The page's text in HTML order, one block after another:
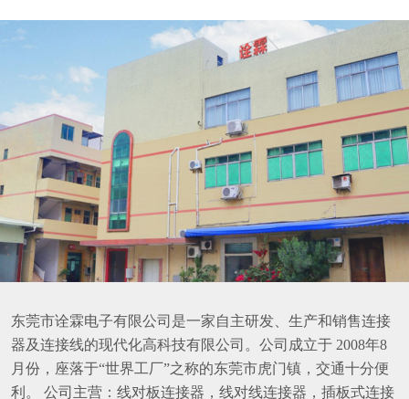
东莞市诠霖电子有限公司是一家自主研发、生产和销售连接
器及连接线的现代化高科技有限公司。公司成立于 2008年8
月份，座落于“世界工厂”之称的东莞市虎门镇，交通十分便
利。 公司主营：线对板连接器，线对线连接器，插板式连接